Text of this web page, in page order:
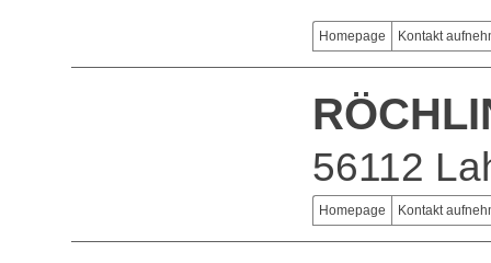
Homepage Kontakt
56112
Homepage Kontakt